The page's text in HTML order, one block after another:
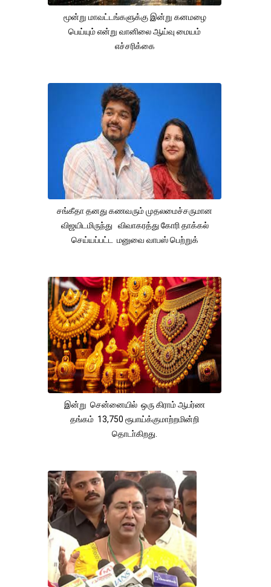
மூன்று மாவட்டங்களுக்கு இன்று கனமழை
பெய்யும் என்று வானிலை ஆய்வு மையம்
எச்சரிக்கை
சங்கீதா தனது கணவரும் முதலமைச்சருமான
விஜயிடமிருந்து விவாகரத்து கோரி தாக்கல்
செய்யப்பட்ட மனுவை வாபஸ் பெற்றுக்
இன்று சென்னையில் ஒரு கிராம் ஆபர்ண
தங்கம் 13,750 ரூபாய்க்குமாற்றமின்றி
தொடா்கிறது.